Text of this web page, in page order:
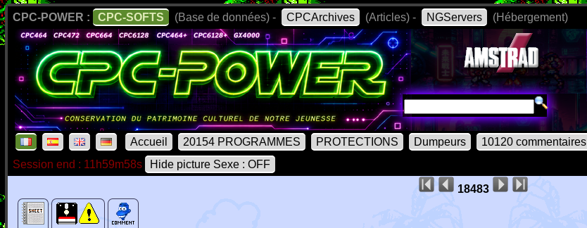
CPC-POWER : CPC-SOFTS (Base de données) - CPCArchives (Articles) - NGServers (Hébergement)
Accueil 20154 PROGRAMMES PROTECTIONS Dumpeurs 10120 commentaires
Session end : 11h59m58s
Hide picture Sexe : OFF
18483